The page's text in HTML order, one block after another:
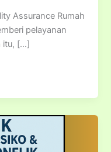
Assurance Rumah
pelayanan
itu, […]